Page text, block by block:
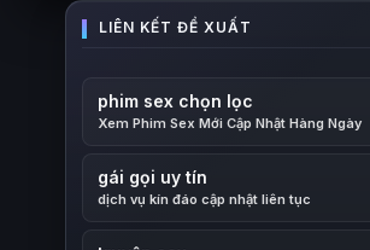
phim sex chọn lọc
Xem Phim Sex Mới Cập Nhật Hàng Ngày
gái gọi uy tín
dịch vụ kín đáo cập nhật liên tục